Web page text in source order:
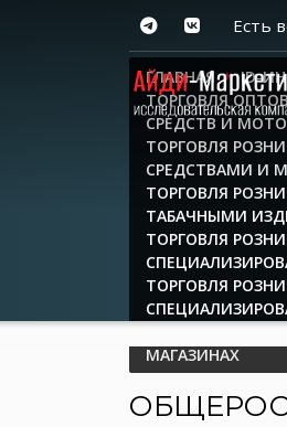
Есть
ГЛАВНАЯ ID-
ТОРГОВЛЯ
СРЕДСТВ И
ТОРГОВЛЯ
СРЕДСТВАМИ И
ТОРГОВЛЯ
ТАБАЧНЫМИ
ТОРГОВЛЯ
ТОРГОВЛЯ
ТОРГОВЛЯ
МАГАЗИНАХ